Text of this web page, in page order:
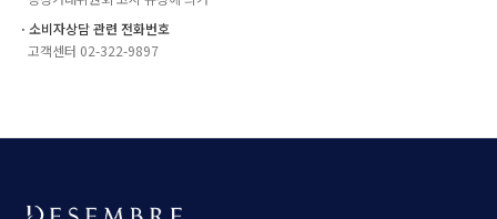
ㆍ소비자상담 관련 전화번호
고객센터 02-322-9897